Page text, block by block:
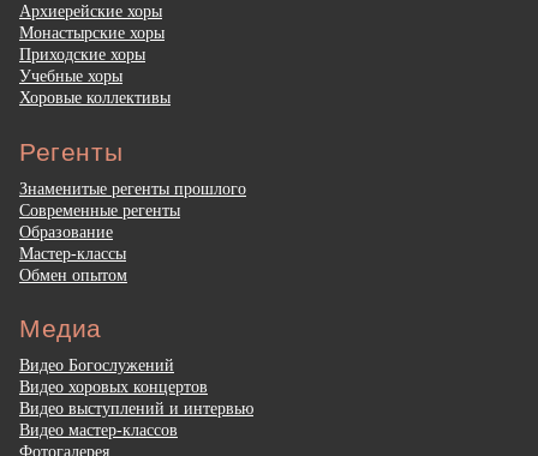
Архиерейские хоры
Монастырские хоры
Приходские хоры
Учебные хоры
Хоровые коллективы
Регенты
Знаменитые регенты прошлого
Современные регенты
Образование
Мастер-классы
Обмен опытом
Медиа
Видео Богослужений
Видео хоровых концертов
Видео выступлений и интервью
Видео мастер-классов
Фотогалерея